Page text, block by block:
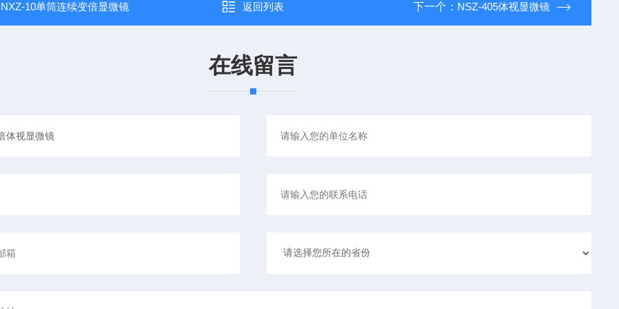
NXZ-10单筒连续变倍显微镜 返回列表 下一个： NSZ-405体视显微镜
在线留言